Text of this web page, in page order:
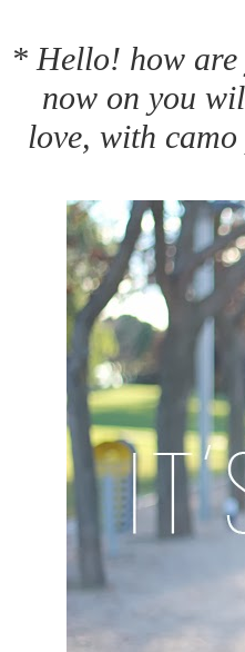
* Hello! how are
now on you
love, with